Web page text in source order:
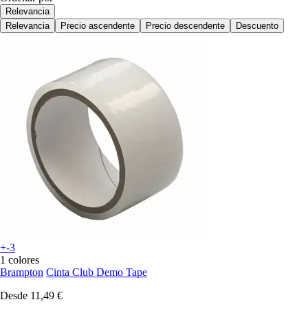
Relevancia
Relevancia
Precio ascendente Precio descendente Descuento
+-3
1 colores
Brampton Cinta Club Demo Tape
Desde 11,49 €